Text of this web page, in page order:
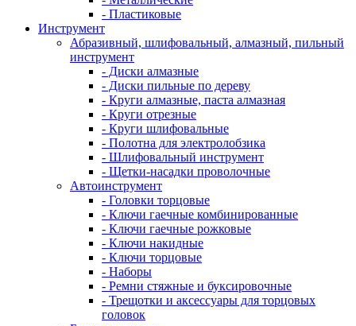
- Пластиковые
Инструмент
Абразивный, шлифовальный, алмазный, пильный
инструмент
- Диски алмазные
- Диски пильные по дереву
- Круги алмазные, паста алмазная
- Круги отрезные
- Круги шлифовальные
- Полотна для электролобзика
- Шлифовальный инструмент
- Щетки-насадки проволочные
Автоинструмент
- Головки торцовые
- Ключи гаечные комбинированные
- Ключи гаечные рожковые
- Ключи накидные
- Ключи торцовые
- Наборы
- Ремни стяжные и буксировочные
- Трещотки и аксессуары для торцовых
головок